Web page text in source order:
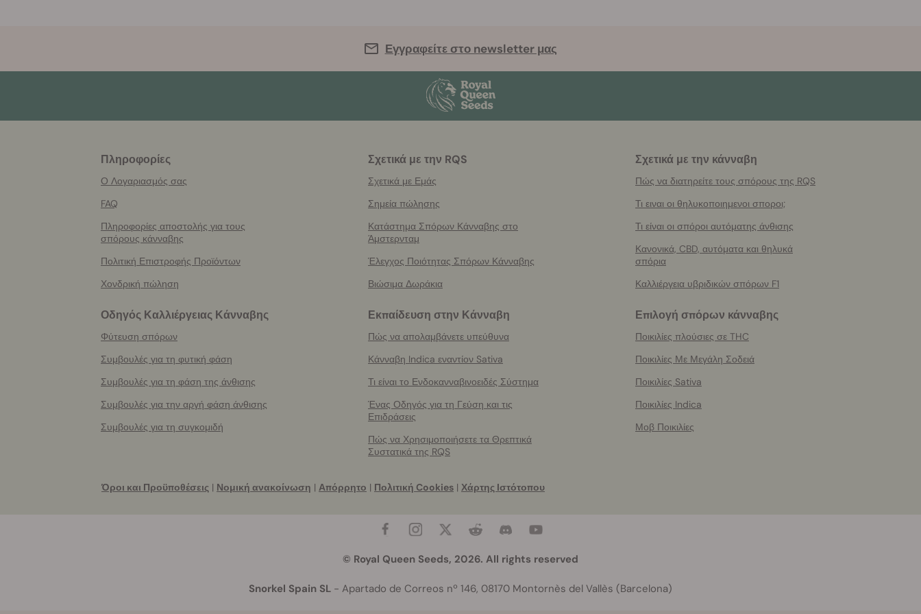
Εγγραφείτε στο newsletter μας
Πληροφορίες
Ο Λογαριασμός σας
FAQ
Πληροφορίες αποστολής για τους
σπόρους κάνναβης
Πολιτική Επιστροφής Προϊόντων
Χονδρική πώληση
Σχετικά με την RQS
Σχετικά με Εμάς
Σημεία πώλησης
Κατάστημα Σπόρων Κάνναβης στο
Άμστερνταμ
Έλεγχος Ποιότητας Σπόρων Κάνναβης
Βιώσιμα Δωράκια
Σχετικά με την κάνναβη
Πώς να διατηρείτε τους σπόρους της RQS
Τι ειναι οι θηλυκοποιημενοι σποροι;
Τι είναι οι σπόροι αυτόματης άνθισης
Κανονικά, CBD, αυτόματα και θηλυκά
σπόρια
Καλλιέργεια υβριδικών σπόρων F1
Οδηγός Καλλιέργειας Κάνναβης
Φύτευση σπόρων
Συμβουλές για τη φυτική φάση
Συμβουλές για τη φάση της άνθισης
Συμβουλές για την αργή φάση άνθισης
Συμβουλές για τη συγκομιδή
Εκπαίδευση στην Κάνναβη
Πώς να απολαμβάνετε υπεύθυνα
Κάνναβη Indica εναντίον Sativa
Τι είναι το Ενδοκανναβινοειδές Σύστημα
Ένας Οδηγός για τη Γεύση και τις
Επιδράσεις
Πώς να Χρησιμοποιήσετε τα Θρεπτικά
Συστατικά της RQS
Επιλογή σπόρων κάνναβης
Ποικιλίες πλούσιες σε THC
Ποικιλίες Με Μεγάλη Σοδειά
Ποικιλίες Sativa
Ποικιλίες Indica
Μοβ Ποικιλίες
Όροι και Προϋποθέσεις | Νομική ανακοίνωση | Απόρρητο | Πολιτική Cookies | Χάρτης Ιστότοπου
© Royal Queen Seeds, 2026. All rights reserved
Snorkel Spain SL - Apartado de Correos nº 146, 08170 Montornès del Vallès (Barcelona)